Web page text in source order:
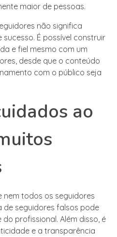
maior de pessoas.
não significa
É possível construir
e fiel mesmo com um
desde que o conteúdo
com o público seja
ao
nem todos os seguidores
de seguidores falsos pode
profissional. Além disso, é
e a transparência